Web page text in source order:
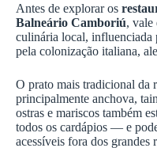
Antes de explorar os
Balneário Camboriú, vale
culinária local, influenciada
pela colonização italiana,
O prato mais tradicional da
principalmente anchova,
ostras e mariscos também
todos os cardápios — e
acessíveis fora dos grandes